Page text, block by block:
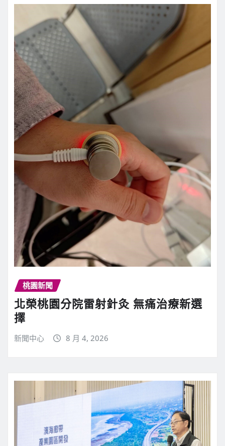
桃園新聞
北榮桃園分院雷射針灸 無痛治療新選
擇
新聞中心 8 月 4, 2026